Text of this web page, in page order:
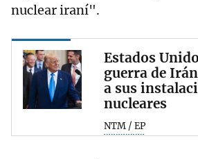
nuclear iraní".
Estados
guerra de
a sus
nucleares
NTM / EP